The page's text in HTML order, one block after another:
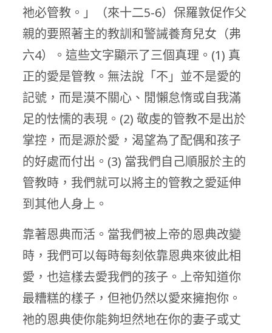
祂必管教。」（來十二5-6）保羅敦促作父
親的要照著主的教訓和警誡養育兒女（弗
六4）。這些文字顯示了三個真理。(1) 真
正的愛是管教。無法說「不」並不是愛的
記號，而是漠不關心、閒懶怠惰或自我滿
足的怯懦的表現。(2) 敬虔的管教不是出於
掌控，而是源於愛，渴望為了配偶和孩子
的好處而付出。(3) 當我們自己順服於主的
管教時，我們就可以將主的管教之愛延伸
到其他人身上。
靠著恩典而活。當我們被上帝的恩典改變
時，我們可以每時每刻依靠恩典來彼此相
愛，也這樣去愛我們的孩子。上帝知道你
最糟糕的樣子，但祂仍然以愛來擁抱你。
祂的恩典使你能夠坦然地在你的妻子或丈